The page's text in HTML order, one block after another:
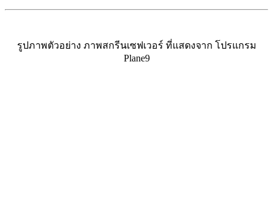
รูปภาพตัวอย่าง ภาพสกรีนเซฟเวอร์ ที่แสดงจาก โปรแกรม
Plane9